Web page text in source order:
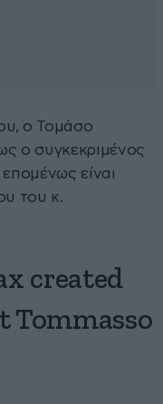
ο Τομάσο
ο συγκεκριμένος
είναι
του κ.
created
Tommasso